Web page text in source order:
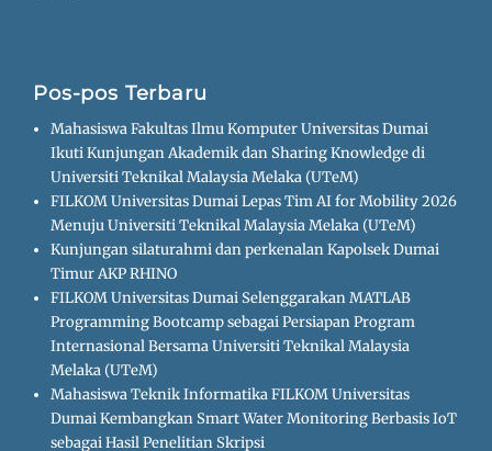
Pos-pos Terbaru
Mahasiswa Fakultas Ilmu Komputer Universitas Dumai
Ikuti Kunjungan Akademik dan Sharing Knowledge di
Universiti Teknikal Malaysia Melaka (UTeM)
FILKOM Universitas Dumai Lepas Tim AI for Mobility 2026
Menuju Universiti Teknikal Malaysia Melaka (UTeM)
Kunjungan silaturahmi dan perkenalan Kapolsek Dumai
Timur AKP RHINO
FILKOM Universitas Dumai Selenggarakan MATLAB
Programming Bootcamp sebagai Persiapan Program
Internasional Bersama Universiti Teknikal Malaysia
Melaka (UTeM)
Mahasiswa Teknik Informatika FILKOM Universitas
Dumai Kembangkan Smart Water Monitoring Berbasis IoT
sebagai Hasil Penelitian Skripsi